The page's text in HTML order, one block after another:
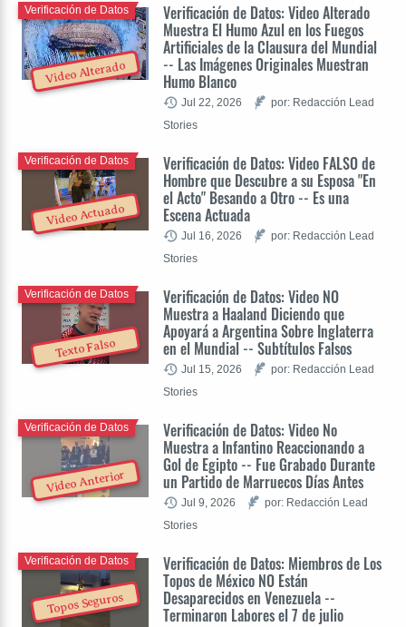
Video Alterado
Verificación de Datos: Video Alterado
Muestra El Humo Azul en los Fuegos
Artificiales de la Clausura del Mundial
-- Las Imágenes Originales Muestran
Humo Blanco
Verificación de Datos
Jul 22, 2026
por: Redacción Lead
Stories
Video Actuado
Verificación de Datos: Video FALSO de
Hombre que Descubre a su Esposa "En
el Acto" Besando a Otro -- Es una
Escena Actuada
Verificación de Datos
Jul 16, 2026
por: Redacción Lead
Stories
Texto Falso
Verificación de Datos: Video NO
Muestra a Haaland Diciendo que
Apoyará a Argentina Sobre Inglaterra
en el Mundial -- Subtítulos Falsos
Verificación de Datos
Jul 15, 2026
por: Redacción Lead
Stories
Video Anterior
Verificación de Datos: Video No
Muestra a Infantino Reaccionando a
Gol de Egipto -- Fue Grabado Durante
un Partido de Marruecos Días Antes
Verificación de Datos
Jul 9, 2026
por: Redacción Lead
Stories
Topos Seguros
Verificación de Datos: Miembros de Los
Topos de México NO Están
Desaparecidos en Venezuela --
Terminaron Labores el 7 de julio
Verificación de Datos